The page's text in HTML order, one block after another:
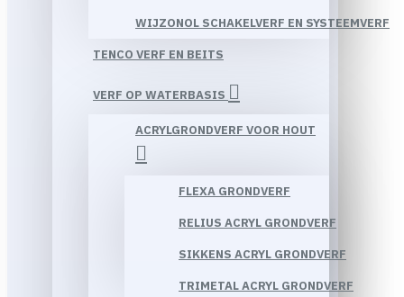
WIJZONOL SCHAKELVERF EN SYSTEEMVERF
TENCO VERF EN BEITS
VERF OP WATERBASIS
ACRYLGRONDVERF VOOR HOUT
FLEXA GRONDVERF
RELIUS ACRYL GRONDVERF
SIKKENS ACRYL GRONDVERF
TRIMETAL ACRYL GRONDVERF